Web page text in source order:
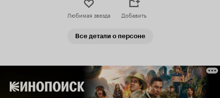
Любимая звезда Добавить
Все детали о персоне